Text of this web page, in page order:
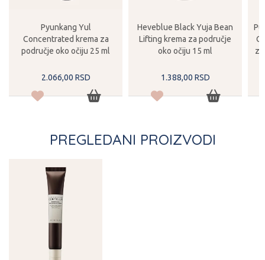
Pyunkang Yul
Concentrated krema za
područje oko očiju 25 ml
2.066,00 RSD
Heveblue Black Yuja Bean
Lifting krema za područje
oko očiju 15 ml
1.388,00 RSD
PREGLEDANI PROIZVODI